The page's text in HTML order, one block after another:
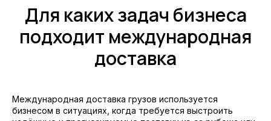
Для каких задач бизнеса
подходит международная
доставка
Международная доставка грузов используется
бизнесом в ситуациях, когда требуется выстроить